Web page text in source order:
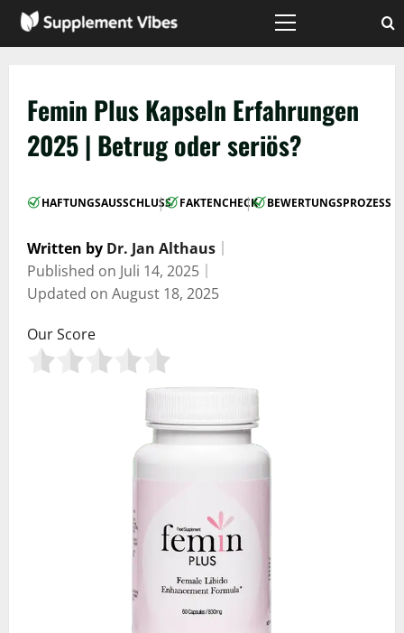
Zum
Inhalt
Hauptmenü
Femin Plus Kapseln Erfahrungen
2025 | Betrug oder seriös?
HAFTUNGSAUSSCHLUSS
| FAKTENCHECK
| BEWERTUNGSPROZESS
Written by Dr. Jan Althaus
Published on Juli 14, 2025
Updated on August 18, 2025
Our Score